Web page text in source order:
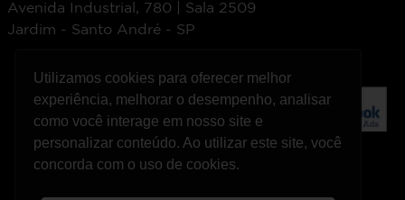
Utilizamos cookies para oferecer melhor
experiência, melhorar o desempenho, analisar
como você interage em nosso site e
personalizar conteúdo. Ao utilizar este site, você
concorda com o uso de cookies.
Utilizamos cookies para oferecer melhor
experiência, melhorar o desempenho, analisar
como você interage em nosso site e
personalizar conteúdo. Ao utilizar este site, você
concorda com o uso de cookies.
Avenida Industrial, 780 | Sala 2509
Jardim - Santo André - SP